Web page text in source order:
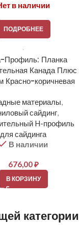
в наличии
ПОДРОБНЕЕ
Профиль: Планка
Канада Плюс
Красно-коричневая
материалы,
сайдинг,
H-профиль
для сайдинга
В наличии
676,00₽
В КОРЗИНУ
категории